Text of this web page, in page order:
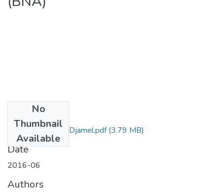
No
Thumbnail
Available
HADJ M’HAMED Djamel.pdf(3.79 MB)
Date
2016-06
Authors